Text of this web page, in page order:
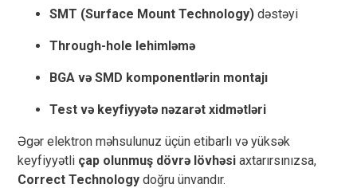
SMT (Surface Mount Technology) dəstəyi
Through-hole lehimləmə
BGA və SMD komponentlərin montajı
Test və keyfiyyətə nəzarət xidmətləri
Əgər elektron məhsulunuz üçün etibarlı və yüksək
keyfiyyətli çap olunmuş dövrə lövhəsi axtarırsınızsa,
Correct Technology doğru ünvandır.